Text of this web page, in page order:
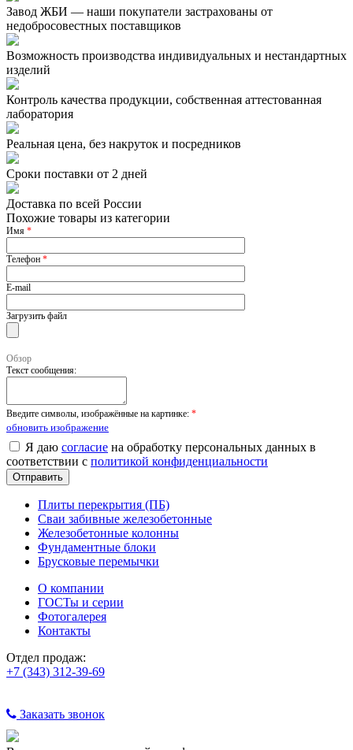
Завод ЖБИ — наши покупатели застрахованы от
недобросовестных поставщиков
Возможность производства индивидуальных и нестандартных
изделий
Контроль качества продукции, собственная аттестованная
лаборатория
Реальная цена, без накруток и посредников
Сроки поставки от 2 дней
Доставка по всей России
Похожие товары из категории
Имя *
Телефон *
E-mail
Загрузить файл
Обзор
Текст сообщения:
Введите символы, изображённые на картинке: *
обновить изображение
Я даю согласие на обработку персональных данных в
соответствии с политикой конфиденциальности
Плиты перекрытия (ПБ)
Сваи забивные железобетонные
Железобетонные колонны
Фундаментные блоки
Брусковые перемычки
О компании
ГОСТы и серии
Фотогалерея
Контакты
Отдел продаж:
+7 (343) 312-39-69
Заказать звонок